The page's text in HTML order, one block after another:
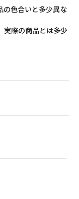
の色合いと多少異な
実際の商品とは多少